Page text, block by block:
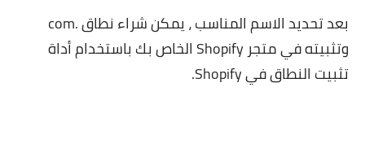
بعد تحديد الاسم المناسب ، يمكن شراء نطاق .com
وتثبيته في متجر Shopify الخاص بك باستخدام أداة
تثبيت النطاق في Shopify.